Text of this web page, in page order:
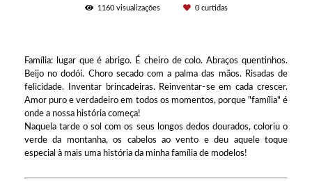
1160visualizações 0curtidas
Família: lugar que é abrigo. É cheiro de colo. Abraços quentinhos.
Beijo no dodói. Choro secado com a palma das mãos. Risadas de
felicidade. Inventar brincadeiras. Reinventar-se em cada crescer.
Amor puro e verdadeiro em todos os momentos, porque "família" é
onde a nossa história começa!
Naquela tarde o sol com os seus longos dedos dourados, coloriu o
verde da montanha, os cabelos ao vento e deu aquele toque
especial à mais uma história da minha família de modelos!